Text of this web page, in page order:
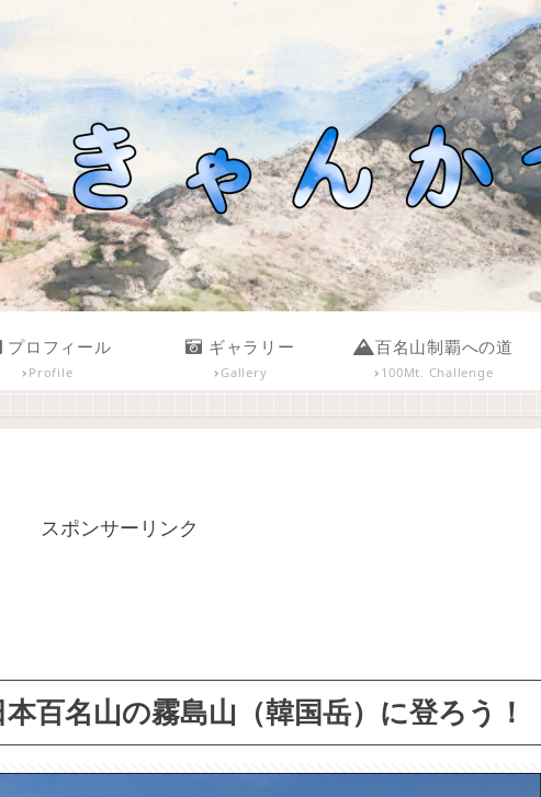
プロフィール
Profile
ギャラリー
Gallery
百名山制覇への道
100Mt. Challenge
スポンサーリンク
百名山の霧島山（韓国岳）に登ろう！